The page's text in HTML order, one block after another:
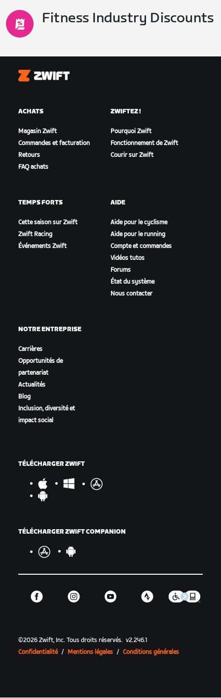
Fitness Industry Discounts
Zwift
ACHATS
Magasin Zwift
Commandes et facturation
Retours
FAQ achats
ZWIFTEZ !
Pourquoi Zwift
Fonctionnement de Zwift
Courir sur Zwift
TEMPS FORTS
Cette saison sur Zwift
Zwift Racing
Événements Zwift
AIDE
Aide pour le cyclisme
Aide pour le running
Compte et commandes
Vidéos tutos
Forums
État du système
Nous contacter
NOTRE ENTREPRISE
Carrières
Opportunités de
partenariat
Actualités
Blog
Inclusion, diversité et
impact social
TÉLÉCHARGER ZWIFT
TÉLÉCHARGER ZWIFT COMPANION
©2026 Zwift, Inc.Tous droits réservés. v2.246.1
Confidentialité / Mentions légales / Conditions générales